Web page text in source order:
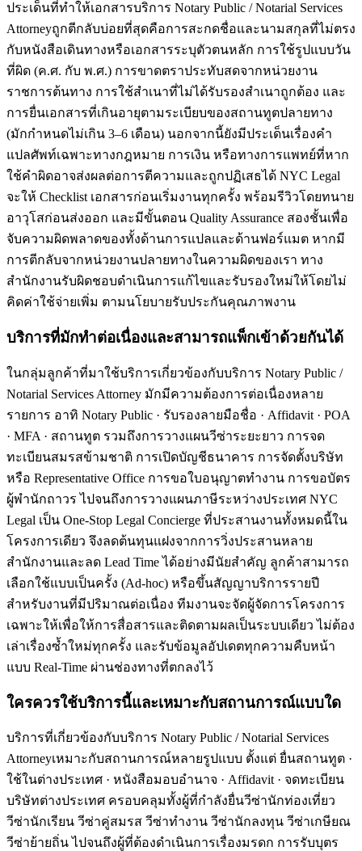
ประเด็นที่ทำให้เอกสารบริการ Notary Public / Notarial Services
Attorneyถูกตีกลับบ่อยที่สุดคือการสะกดชื่อและนามสกุลที่ไม่ตรง
กับหนังสือเดินทางหรือเอกสารระบุตัวตนหลัก การใช้รูปแบบวัน
ที่ผิด (ค.ศ. กับ พ.ศ.) การขาดตราประทับสดจากหน่วยงาน
ราชการต้นทาง การใช้สำเนาที่ไม่ได้รับรองสำเนาถูกต้อง และ
การยื่นเอกสารที่เกินอายุตามระเบียบของสถานทูตปลายทาง
(มักกำหนดไม่เกิน 3–6 เดือน) นอกจากนี้ยังมีประเด็นเรื่องคำ
แปลศัพท์เฉพาะทางกฎหมาย การเงิน หรือทางการแพทย์ที่หาก
ใช้คำผิดอาจส่งผลต่อการตีความและถูกปฏิเสธได้ NYC Legal
จะให้ Checklist เอกสารก่อนเริ่มงานทุกครั้ง พร้อมรีวิวโดยทนาย
อาวุโสก่อนส่งออก และมีขั้นตอน Quality Assurance สองชั้นเพื่อ
จับความผิดพลาดของทั้งด้านการแปลและด้านฟอร์แมต หากมี
การตีกลับจากหน่วยงานปลายทางในความผิดของเรา ทาง
สำนักงานรับผิดชอบดำเนินการแก้ไขและรับรองใหม่ให้โดยไม่
คิดค่าใช้จ่ายเพิ่ม ตามนโยบายรับประกันคุณภาพงาน
บริการที่มักทำต่อเนื่องและสามารถแพ็กเข้าด้วยกันได้
ในกลุ่มลูกค้าที่มาใช้บริการเกี่ยวข้องกับบริการ Notary Public /
Notarial Services Attorney มักมีความต้องการต่อเนื่องหลาย
รายการ อาทิ Notary Public · รับรองลายมือชื่อ · Affidavit · POA
· MFA · สถานทูต รวมถึงการวางแผนวีซ่าระยะยาว การจด
ทะเบียนสมรสข้ามชาติ การเปิดบัญชีธนาคาร การจัดตั้งบริษัท
หรือ Representative Office การขอใบอนุญาตทำงาน การขอบัตร
ผู้พำนักถาวร ไปจนถึงการวางแผนภาษีระหว่างประเทศ NYC
Legal เป็น One-Stop Legal Concierge ที่ประสานงานทั้งหมดนี้ใน
โครงการเดียว จึงลดต้นทุนแฝงจากการวิ่งประสานหลาย
สำนักงานและลด Lead Time ได้อย่างมีนัยสำคัญ ลูกค้าสามารถ
เลือกใช้แบบเป็นครั้ง (Ad-hoc) หรือขึ้นสัญญาบริการรายปี
สำหรับงานที่มีปริมาณต่อเนื่อง ทีมงานจะจัดผู้จัดการโครงการ
เฉพาะให้เพื่อให้การสื่อสารและติดตามผลเป็นระบบเดียว ไม่ต้อง
เล่าเรื่องซ้ำใหม่ทุกครั้ง และรับข้อมูลอัปเดตทุกความคืบหน้า
แบบ Real-Time ผ่านช่องทางที่ตกลงไว้
ใครควรใช้บริการนี้และเหมาะกับสถานการณ์แบบใด
บริการที่เกี่ยวข้องกับบริการ Notary Public / Notarial Services
Attorneyเหมาะกับสถานการณ์หลายรูปแบบ ตั้งแต่ ยื่นสถานทูต ·
ใช้ในต่างประเทศ · หนังสือมอบอำนาจ · Affidavit · จดทะเบียน
บริษัทต่างประเทศ ครอบคลุมทั้งผู้ที่กำลังยื่นวีซ่านักท่องเที่ยว
วีซ่านักเรียน วีซ่าคู่สมรส วีซ่าทำงาน วีซ่านักลงทุน วีซ่าเกษียณ
วีซ่าย้ายถิ่น ไปจนถึงผู้ที่ต้องดำเนินการเรื่องมรดก การรับบุตร